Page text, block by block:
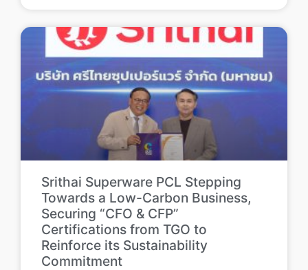
Srithai Superware PCL Stepping
Towards a Low-Carbon Business,
Securing “CFO & CFP”
Certifications from TGO to
Reinforce its Sustainability
Commitment